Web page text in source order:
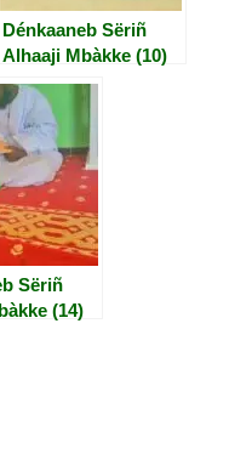
Dénkaaneb Sëriñ
Alhaaji Mbàkke (10)
Sëriñ
(14)